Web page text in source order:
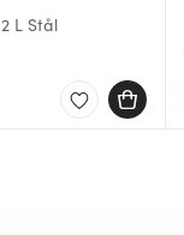
L Stål